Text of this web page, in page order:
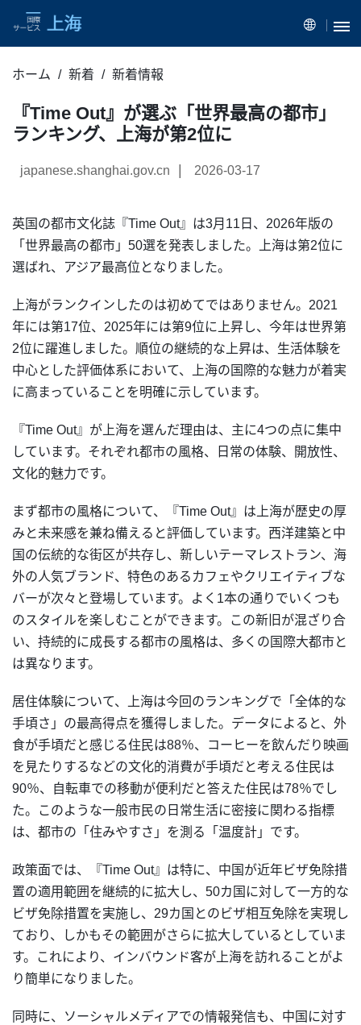
ホーム 新着 新着情報
『Time Out』が選ぶ「世界最高の都市」
ランキング、上海が第2位に
japanese.shanghai.gov.cn 2026-03-17
英国の都市文化誌『Time Out』は3月11日、2026年版の
「世界最高の都市」50選を発表しました。上海は第2位に
選ばれ、アジア最高位となりました。
上海がランクインしたのは初めてではありません。2021
年には第17位、2025年には第9位に上昇し、今年は世界第
2位に躍進しました。順位の継続的な上昇は、生活体験を
中心とした評価体系において、上海の国際的な魅力が着実
に高まっていることを明確に示しています。
『Time Out』が上海を選んだ理由は、主に4つの点に集中
しています。それぞれ都市の風格、日常の体験、開放性、
文化的魅力です。
まず都市の風格について、『Time Out』は上海が歴史の厚
みと未来感を兼ね備えると評価しています。西洋建築と中
国の伝統的な街区が共存し、新しいテーマレストラン、海
外の人気ブランド、特色のあるカフェやクリエイティブな
バーが次々と登場しています。よく1本の通りでいくつも
のスタイルを楽しむことができます。この新旧が混ざり合
い、持続的に成長する都市の風格は、多くの国際大都市と
は異なります。
居住体験について、上海は今回のランキングで「全体的な
手頃さ」の最高得点を獲得しました。データによると、外
食が手頃だと感じる住民は88％、コーヒーを飲んだり映画
を見たりするなどの文化的消費が手頃だと考える住民は
90％、自転車での移動が便利だと答えた住民は78％でし
た。このような一般市民の日常生活に密接に関わる指標
は、都市の「住みやすさ」を測る「温度計」です。
政策面では、『Time Out』は特に、中国が近年ビザ免除措
置の適用範囲を継続的に拡大し、50カ国に対して一方的な
ビザ免除措置を実施し、29カ国とのビザ相互免除を実現し
ており、しかもその範囲がさらに拡大しているとしていま
す。これにより、インバウンド客が上海を訪れることがよ
り簡単になりました。
同時に、ソーシャルメディアでの情報発信も、中国に対す